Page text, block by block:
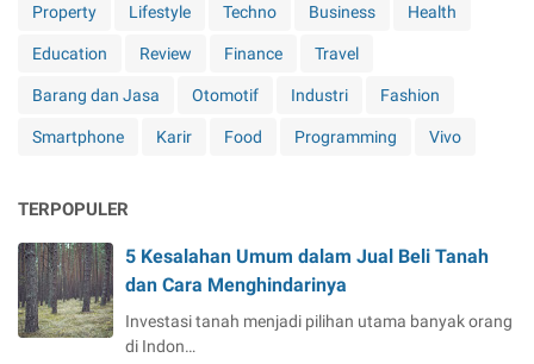
Property Lifestyle Techno Business Health
Education Review Finance Travel
Barang dan Jasa Otomotif Industri Fashion
Smartphone Karir Food Programming Vivo
TERPOPULER
5 Kesalahan Umum dalam Jual Beli Tanah
dan Cara Menghindarinya
Investasi tanah menjadi pilihan utama banyak orang
di Indon…